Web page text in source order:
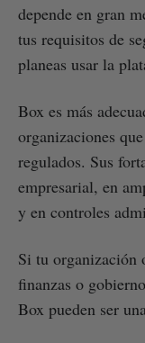
depende en gran
tus requisitos de
planeas usar la
Box es más
organizaciones
regulados. Sus
empresarial, en
y en controles
Si tu organización
finanzas o
Box pueden ser